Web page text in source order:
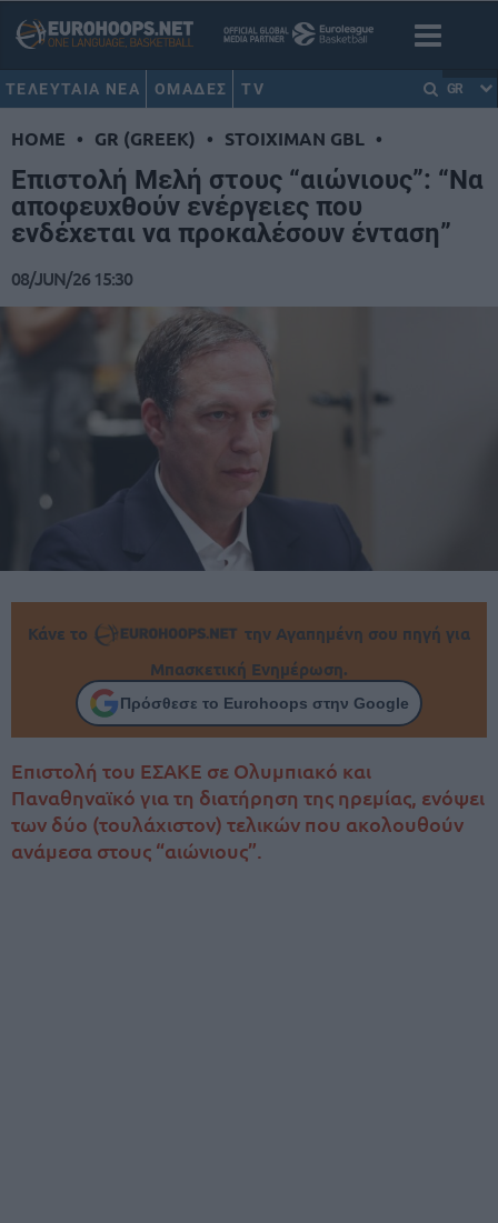
ΤΕΛΕΥΤΑΙΑ ΝΕΑ ΟΜΑΔΕΣ TV GR
HOME • GR (GREEK) • STOIXIMAN GBL •
Επιστολή Μελή στους “αιώνιους”: “Να
αποφευχθούν ενέργειες που
ενδέχεται να προκαλέσουν ένταση”
08/JUN/26 15:30
Κάνε το
την Αγαπημένη σου πηγή για
Μπασκετική Ενημέρωση.
Πρόσθεσε το Eurohoops στην Google
Επιστολή του ΕΣΑΚΕ σε Ολυμπιακό και
Παναθηναϊκό για τη διατήρηση της ηρεμίας, ενόψει
των δύο (τουλάχιστον) τελικών που ακολουθούν
ανάμεσα στους “αιώνιους”.